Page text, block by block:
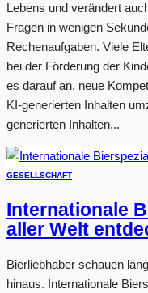
Lebens und verändert
Fragen in wenigen
Rechenaufgaben. Viele
bei der Förderung der
es darauf an, neue
KI-generierten Inhalten
generierten Inhalten...
GESELLSCHAFT
Internationale
aller Welt
Bierliebhaber schauen
hinaus. Internationale